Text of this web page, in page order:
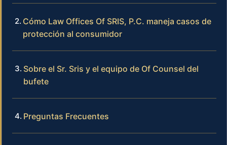
Cómo Law Offices Of SRIS, P.C. maneja casos de
protección al consumidor
Sobre el Sr. Sris y el equipo de Of Counsel del
bufete
Preguntas Frecuentes